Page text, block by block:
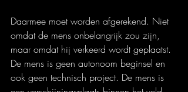
Daarmee moet worden afgerekend. Niet
omdat de mens onbelangrijk zou zijn,
maar omdat hij verkeerd wordt geplaatst.
De mens is geen autonoom beginsel en
ook geen technisch project. De mens is